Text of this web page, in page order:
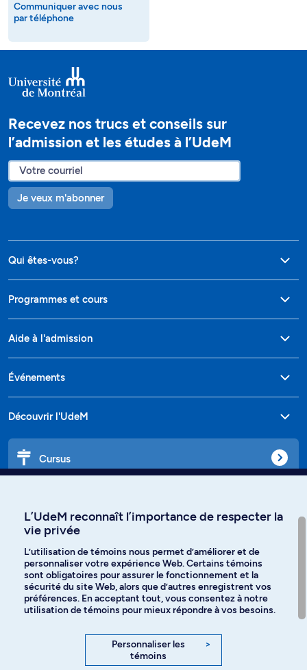
Communiquer avec nous
par téléphone
Recevez nos trucs et conseils sur
l’admission et les études à l’UdeM
Je veux m'abonner
Qui êtes-vous?
Programmes et cours
Aide à l'admission
Événements
Découvrir l'UdeM
Cursus
Langues
Facebook Instagram
YouTube
L’UdeM reconnaît l’importance de respecter la
vie privée
L’utilisation de témoins nous permet d’améliorer et de
personnaliser votre expérience Web. Certains témoins
sont obligatoires pour assurer le fonctionnement et la
sécurité du site Web, alors que d’autres enregistrent vos
préférences. En acceptant tout, vous consentez à notre
utilisation de témoins pour mieux répondre à vos besoins.
Personnaliser les
témoins
>